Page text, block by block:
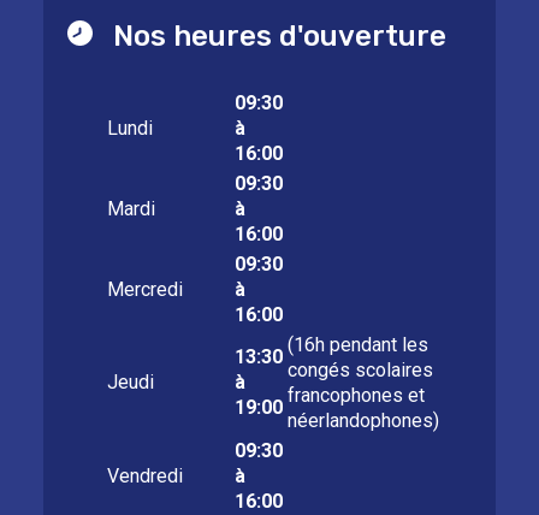
Nos heures d'ouverture
Lundi
09:30
à
16:00
Mardi
09:30
à
16:00
Mercredi
09:30
à
16:00
Jeudi
13:30
à
19:00
(16h pendant les
congés scolaires
francophones et
néerlandophones)
Vendredi
09:30
à
16:00